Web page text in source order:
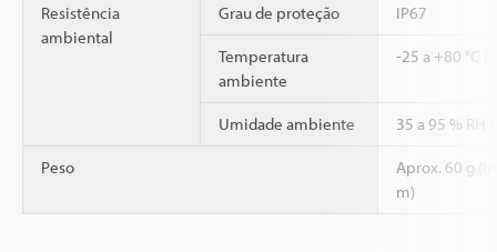
Resistência
ambiental
Grau de proteção IP67
Temperatura
ambiente
-25 a +80 °C
Umidade ambiente 35 a 95 % RH
Peso
Aprox. 60 g
m)